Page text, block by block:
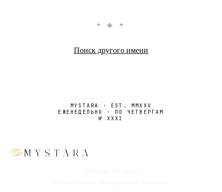
✦ ◆ ✦
Поиск другого имени
MYSTARA · EST. MMXXV
ЕЖЕНЕДЕЛЬНО · ПО ЧЕТВЕРГАМ
№ XXXI
MYSTARA